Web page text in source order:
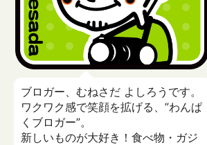
ブロガー、むねさだ よしろうです。
ワクワク感で笑顔を拡げる、”わんぱ
くブロガー”。
新しいものが大好き！食べ物・ガジ